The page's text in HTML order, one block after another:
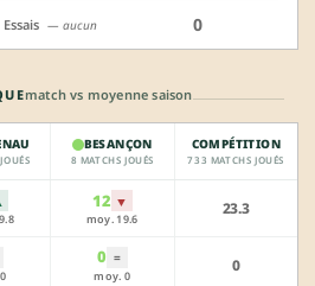
Essais — aucun 0
match vs moyenne saison
BESANÇON
8 MATCHS JOUÉS
COMPÉTITION
733 MATCHS JOUÉS
12 ▼
moy. 19.6
23.3
0 =
moy. 0
0